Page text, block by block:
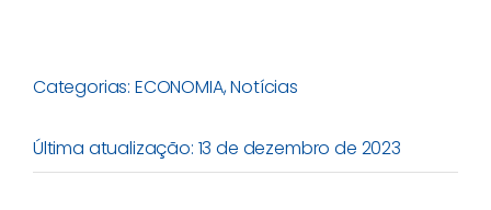
Categorias: ECONOMIA,Notícias
Última atualização: 13 de dezembro de 2023